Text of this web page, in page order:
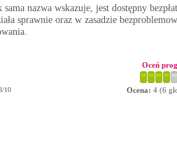
nazwa wskazuje, jest dostępny
sprawnie oraz w zasadzie
10
Oceń
Ocena: 4 (6